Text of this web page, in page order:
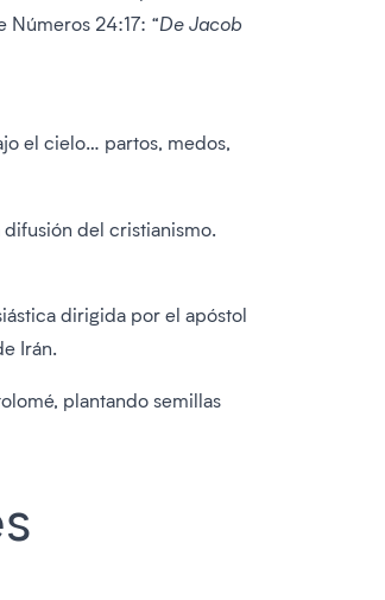
Números 24:17: “De Jacob
el cielo… partos, medos,
difusión del cristianismo.
dirigida por el apóstol
Irán.
plantando semillas